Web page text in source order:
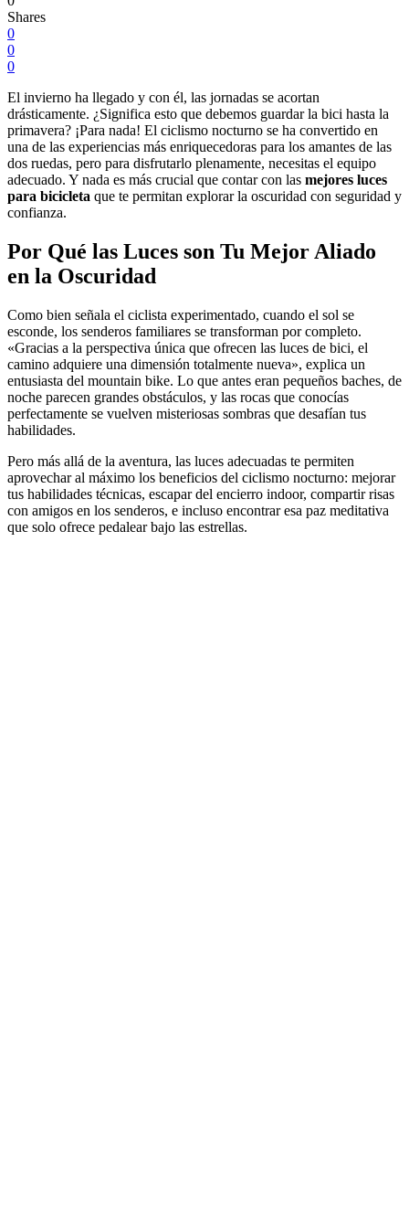
Shares
0
0
0
El invierno ha llegado y con él, las jornadas se acortan
drásticamente. ¿Significa esto que debemos guardar la bici hasta la
primavera? ¡Para nada! El ciclismo nocturno se ha convertido en
una de las experiencias más enriquecedoras para los amantes de las
dos ruedas, pero para disfrutarlo plenamente, necesitas el equipo
adecuado. Y nada es más crucial que contar con las mejores luces
para bicicleta que te permitan explorar la oscuridad con seguridad y
confianza.
Por Qué las Luces son Tu Mejor Aliado
en la Oscuridad
Como bien señala el ciclista experimentado, cuando el sol se
esconde, los senderos familiares se transforman por completo.
«Gracias a la perspectiva única que ofrecen las luces de bici, el
camino adquiere una dimensión totalmente nueva», explica un
entusiasta del mountain bike. Lo que antes eran pequeños baches, de
noche parecen grandes obstáculos, y las rocas que conocías
perfectamente se vuelven misteriosas sombras que desafían tus
habilidades.
Pero más allá de la aventura, las luces adecuadas te permiten
aprovechar al máximo los beneficios del ciclismo nocturno: mejorar
tus habilidades técnicas, escapar del encierro indoor, compartir risas
con amigos en los senderos, e incluso encontrar esa paz meditativa
que solo ofrece pedalear bajo las estrellas.